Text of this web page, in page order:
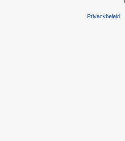
Privacybeleid